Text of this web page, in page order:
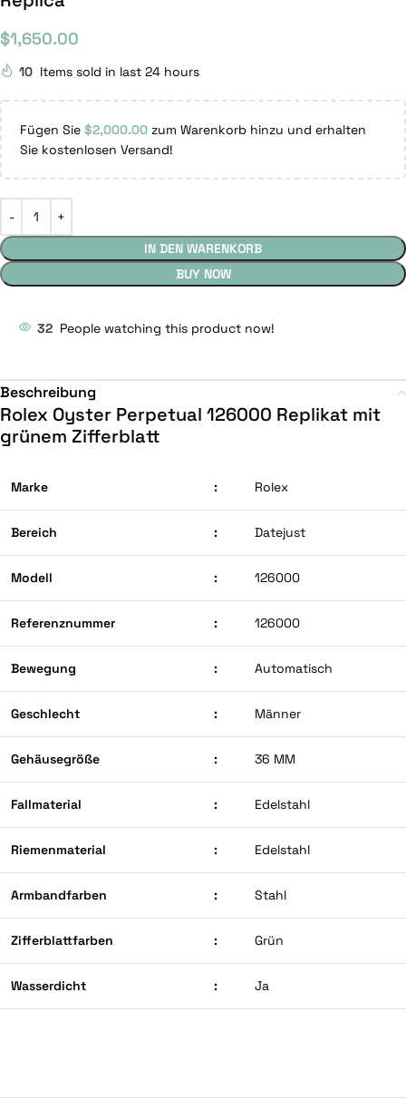
$1,650.00
10 Items sold in last 24 hours
Fügen Sie $2,000.00 zum Warenkorb hinzu und erhalten
Sie kostenlosen Versand!
IN DEN WARENKORB
BUY NOW
32 People watching this product now!
Beschreibung
Rolex Oyster Perpetual 126000 Replikat mit
grünem Zifferblatt
Marke : Rolex
Bereich : Datejust
Modell : 126000
Referenznummer : 126000
Bewegung : Automatisch
Geschlecht : Männer
Gehäusegröße : 36 MM
Fallmaterial : Edelstahl
Riemenmaterial : Edelstahl
Armbandfarben : Stahl
Zifferblattfarben : Grün
Wasserdicht : Ja